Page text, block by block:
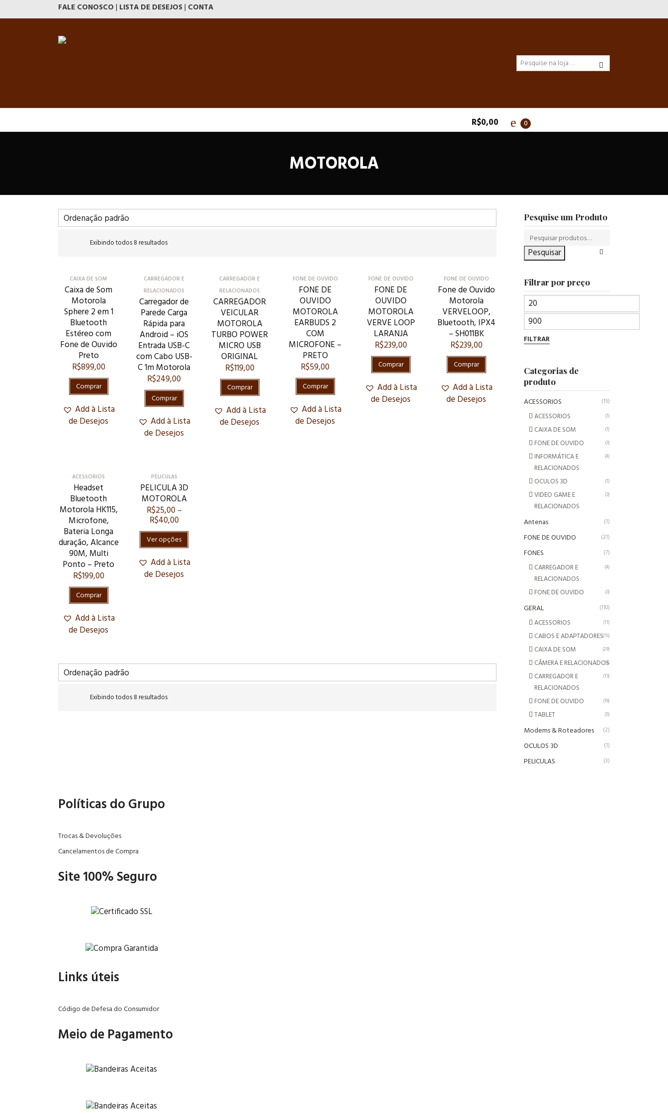
FALE CONOSCO | LISTA DE DESEJOS| CONTA
0
R$0,00
MOTOROLA
Exibindo todos 8 resultados
CAIXA DE SOM
Caixa de Som
Motorola
Sphere 2 em 1
Bluetooth
Estéreo com
Fone de Ouvido
Preto
R$899,00
Comprar
Add à Lista
de Desejos
CARREGADOR E
RELACIONADOS
Carregador de
Parede Carga
Rápida para
Android – iOS
Entrada USB-C
com Cabo USB-
C 1m Motorola
R$249,00
Comprar
Add à Lista
de Desejos
CARREGADOR E
RELACIONADOS
CARREGADOR
VEICULAR
MOTOROLA
TURBO POWER
MICRO USB
ORIGINAL
R$119,00
Comprar
Add à Lista
de Desejos
FONE DE OUVIDO
FONE DE
OUVIDO
MOTOROLA
EARBUDS 2
COM
MICROFONE –
PRETO
R$59,00
Comprar
Add à Lista
de Desejos
FONE DE OUVIDO
FONE DE
OUVIDO
MOTOROLA
VERVE LOOP
LARANJA
R$239,00
Comprar
Add à Lista
de Desejos
FONE DE OUVIDO
Fone de Ouvido
Motorola
VERVELOOP,
Bluetooth, IPX4
– SH011BK
R$239,00
Comprar
Add à Lista
de Desejos
ACESSORIOS
Headset
Bluetooth
Motorola HK115,
Microfone,
Bateria Longa
duração, Alcance
90M, Multi
Ponto – Preto
R$199,00
Comprar
Add à Lista
de Desejos
PELICULAS
PELICULA 3D
MOTOROLA
R$25,00 –
R$40,00
Ver opções
Add à Lista
de Desejos
Exibindo todos 8 resultados
Pesquise um Produto
Pesquisar
Filtrar por preço
FILTRAR
Categorias de
produto
ACESSORIOS (15)
ACESSORIOS (1)
CAIXA DE SOM (1)
FONE DE OUVIDO (3)
INFORMÁTICA E
RELACIONADOS
(4)
OCULOS 3D (1)
VIDEO GAME E
RELACIONADOS
(3)
Antenas (1)
FONE DE OUVIDO (21)
FONES (7)
CARREGADOR E
RELACIONADOS
(4)
FONE DE OUVIDO (3)
GERAL (110)
ACESSORIOS (11)
CABOS E ADAPTADORES(15)
CAIXA DE SOM (29)
CÂMERA E RELACIONADOS
(4)
CARREGADOR E
RELACIONADOS
(13)
FONE DE OUVIDO (19)
TABLET (5)
Modems & Roteadores (2)
OCULOS 3D (1)
PELICULAS (3)
Políticas do Grupo
Trocas & Devoluções
Cancelamentos de Compra
Site 100% Seguro
Links úteis
Código de Defesa do Consumidor
Meio de Pagamento